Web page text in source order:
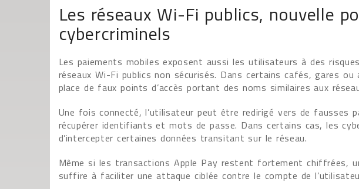
Les réseaux Wi-Fi publics, nouvelle
cybercriminels
Les paiements mobiles exposent aussi les utilisateurs à des
réseaux Wi-Fi publics non sécurisés. Dans certains cafés, gares
place de faux points d’accès portant des noms similaires aux
Une fois connecté, l’utilisateur peut être redirigé vers de fausses
récupérer identifiants et mots de passe. Dans certains cas, les
d’intercepter certaines données transitant sur le réseau.
Même si les transactions Apple Pay restent fortement chiffrées,
suffire à faciliter une attaque ciblée contre le compte de